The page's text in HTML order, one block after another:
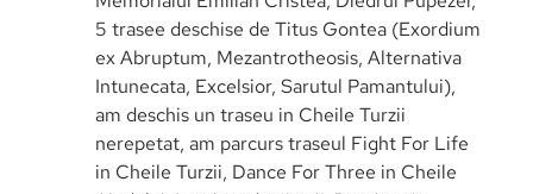
5 trasee deschise de Titus Gontea (Exordium
ex Abruptum, Mezantrotheosis, Alternativa
Intunecata, Excelsior, Sarutul Pamantului),
am deschis un traseu in Cheile Turzii
nerepetat, am parcurs traseul Fight For Life
in Cheile Turzii, Dance For Three in Cheile